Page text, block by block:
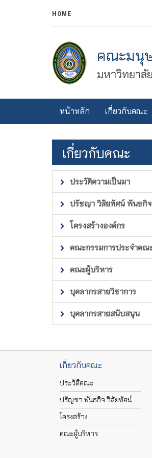
HOME
คณะมนุ
มหาวิทยาลั
หน้าหลัก เกี่ยวกับคณะ
เกี่ยวกับคณะ
ประวัติความเป็นมา
ปรัชญา วิสัยทัศน์ พันธกิจ
โครงสร้างองค์กร
คณะกรรมการประจำคณ
คณะผู้บริหาร
บุคลากรสายวิชาการ
บุคลากรสายสนับสนุน
เกี่ยวกับคณะ
ประวัติคณะ
ปรัญชา พันธกิจ วิสัยทัศน์
โครงสร้าง
คณะผู้บริหาร